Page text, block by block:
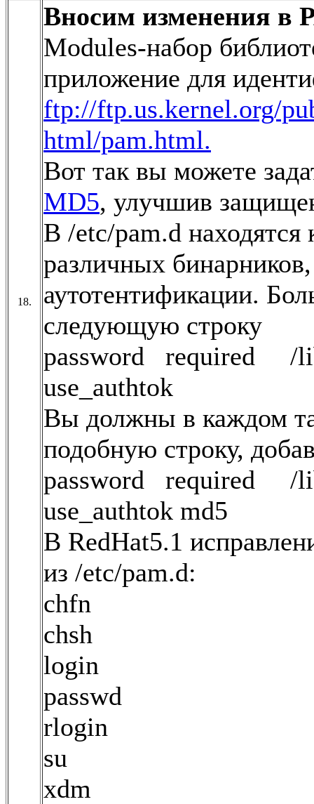
18.
Вносим изменения в
Modules-набор
приложение для
ftp://ftp.us.kernel.org/
html/pam.html.
Вот так вы можете
MD5, улучшив
В /etc/pam.d
различных
аутотентификации.
следующую строку
password required /
use_authtok
Вы должны в каждом
подобную строку,
password required /
use_authtok md5
В RedHat5.1
из /etc/pam.d:
chfn
chsh
login
passwd
rlogin
su
xdm